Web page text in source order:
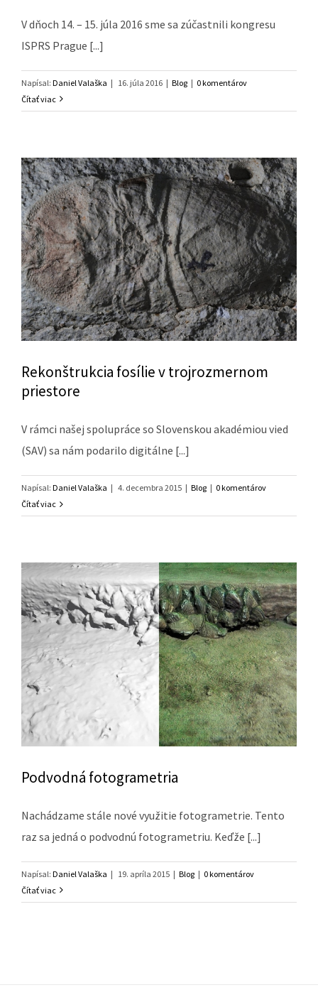
V dňoch 14. – 15. júla 2016 sme sa zúčastnili kongresu
ISPRS Prague [...]
Napísal: Daniel Valaška | 16. júla 2016 | Blog | 0 komentárov
Čítať viac
Rekonštrukcia fosílie v trojrozmernom
priestore
V rámci našej spolupráce so Slovenskou akadémiou vied
(SAV) sa nám podarilo digitálne [...]
Napísal: Daniel Valaška | 4. decembra 2015 | Blog | 0 komentárov
Čítať viac
Podvodná fotogrametria
Nachádzame stále nové využitie fotogrametrie. Tento
raz sa jedná o podvodnú fotogrametriu. Keďže [...]
Napísal: Daniel Valaška | 19. apríla 2015 | Blog | 0 komentárov
Čítať viac